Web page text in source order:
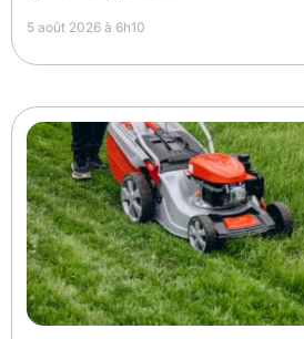
5 août 2026 à 6h10